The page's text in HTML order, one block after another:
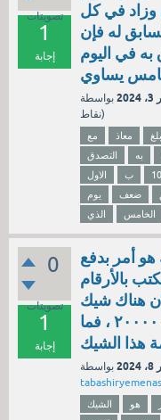
تصويتات
1
إجابة
100 ريال وزاد في كل
له فإن
به في اليوم
يساوي
نقاط)
مع معاذ
التصدق
به
الاول
ب
يوم
ضعف
الذي
الخامس
0
تصويتات
1
إجابة
أمر بدفع
بالأرقام
هناك شيك
قيمته + ۰ + ۹۰۰۰ + ۲۰۰۰۰ ، فما
هذا الشيك
بواسطة
الشيك هو